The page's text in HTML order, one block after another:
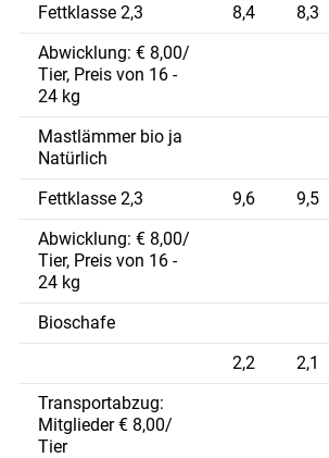
Fettklasse 2,3
8,4 8,3
Abwicklung: € 8,00/
Tier, Preis von 16 -
24 kg
Mastlämmer bio ja
Natürlich
Fettklasse 2,3
9,6 9,5
Abwicklung: € 8,00/
Tier, Preis von 16 -
24 kg
Bioschafe
2,2
2,1
Transportabzug:
Mitglieder € 8,00/
Tier